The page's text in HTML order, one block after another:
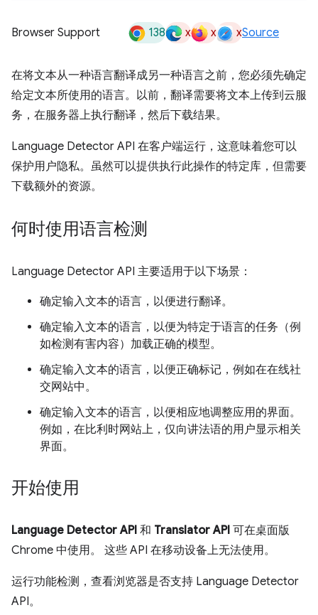
Browser Support 138 x x xSource
在将文本从一种语言翻译成另一种语言之前，您必须先确定
给定文本所使用的语言。以前，翻译需要将文本上传到云服
务，在服务器上执行翻译，然后下载结果。
Language Detector API 在客户端运行，这意味着您可以
保护用户隐私。虽然可以提供执行此操作的特定库，但需要
下载额外的资源。
何时使用语言检测
Language Detector API 主要适用于以下场景：
确定输入文本的语言，以便进行翻译。
确定输入文本的语言，以便为特定于语言的任务（例
如检测有害内容）加载正确的模型。
确定输入文本的语言，以便正确标记，例如在在线社
交网站中。
确定输入文本的语言，以便相应地调整应用的界面。
例如，在比利时网站上，仅向讲法语的用户显示相关
界面。
开始使用
Language Detector API 和 Translator API 可在桌面版
Chrome 中使用。 这些 API 在移动设备上无法使用。
运行功能检测，查看浏览器是否支持 Language Detector
API。